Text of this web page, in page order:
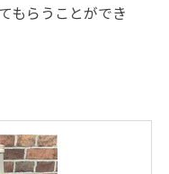
もらうことができ